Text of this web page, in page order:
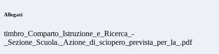
Allegati
timbro_Comparto_Istruzione_e_Ricerca_-
_Sezione_Scuola._Azione_di_sciopero_prevista_per_la_.pdf